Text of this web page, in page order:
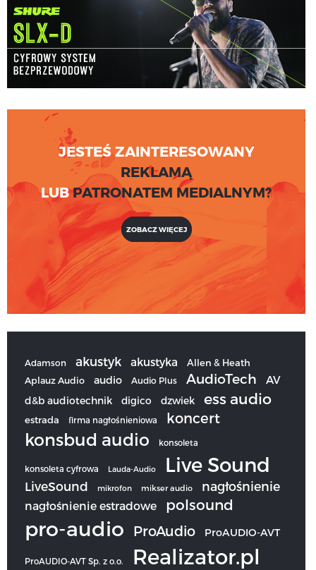
JESTEŚ ZAINTERESOWANY
REKLAMĄ
LUBPATRONATEM MEDIALNYM?
ZOBACZ WIĘCEJ
Adamson akustyk akustyka Allen & Heath
Aplauz Audio audio Audio Plus AudioTech AV
d&b audiotechnik digico dzwiek ess audio
estrada firma nagłośnieniowa koncert
konsbud audio konsoleta
konsoleta cyfrowa Lauda-Audio Live Sound
LiveSound mikrofon mikser audio nagłośnienie
nagłośnienie estradowe polsound
pro-audio ProAudio ProAUDIO-AVT
ProAUDIO-AVT Sp. z o.o. Realizator.pl